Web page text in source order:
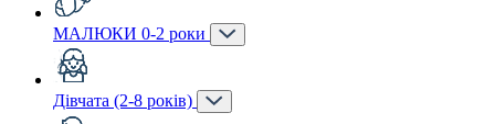
МАЛЮКИ 0-2 роки
Дівчата (2-8 років)